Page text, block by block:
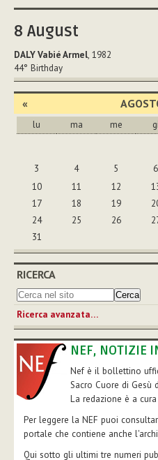
8 August
DALY Vabié Armel, 1982
44° Birthday
«
lu ma me gi
3
4 5 6
10
11 12
17
18 19
24
25 26
31
RICERCA
Ricerca avanzata…
NEF, NOTIZIE
Nef è il bollettino
Sacro Cuore di Gesù
La redazione è a
Per leggere la NEF puoi
portale che contiene anche
Qui sotto gli ultimi tre numeri